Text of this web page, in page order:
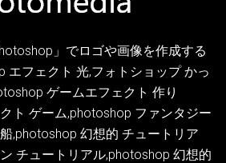
」でロゴや画像を作成する
エフェクト 光,フォトショップ かっ
ゲームエフェクト 作り
ト ゲーム,photoshop ファンタジー
,photoshop 幻想的 チュートリア
チュートリアル,photoshop 幻想的